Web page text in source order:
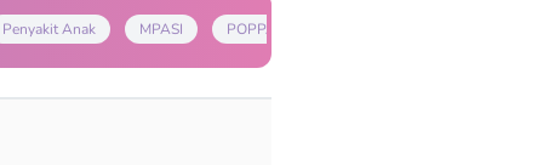
Penyakit Anak MPASI POPPAPA